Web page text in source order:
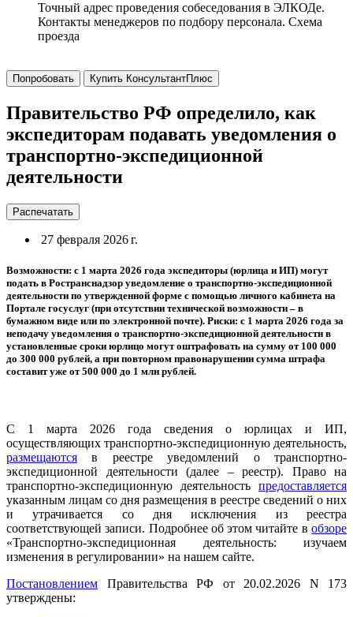
Точный адрес проведения собеседования в ЭЛКОДе.
Контакты менеджеров по подбору персонала. Схема
проезда
Попробовать Купить КонсультантПлюс
Правительство РФ определило, как
экспедиторам подавать уведомления о
транспортно-экспедиционной
деятельности
Распечатать
27 февраля 2026 г.
Возможности: с 1 марта 2026 года экспедиторы (юрлица и ИП) могут
подать в Ространснадзор уведомление о транспортно-экспедиционной
деятельности по утвержденной форме с помощью личного кабинета на
Портале госуслуг (при отсутствии технической возможности – в
бумажном виде или по электронной почте). Риски: с 1 марта 2026 года за
неподачу уведомления о транспортно-экспедиционной деятельности в
установленные сроки юрлицо могут оштрафовать на сумму от 100 000
до 300 000 рублей, а при повторном правонарушении сумма штрафа
составит уже от 500 000 до 1 млн рублей.
С 1 марта 2026 года сведения о юрлицах и ИП,
осуществляющих транспортно-экспедиционную деятельность,
размещаются в реестре уведомлений о транспортно-
экспедиционной деятельности (далее – реестр). Право на
транспортно-экспедиционную деятельность предоставляется
указанным лицам со дня размещения в реестре сведений о них
и утрачивается со дня исключения из реестра
соответствующей записи. Подробнее об этом читайте в обзоре
«Транспортно-экспедиционная деятельность: изучаем
изменения в регулировании» на нашем сайте.
Постановлением Правительства РФ от 20.02.2026 N 173
утверждены: